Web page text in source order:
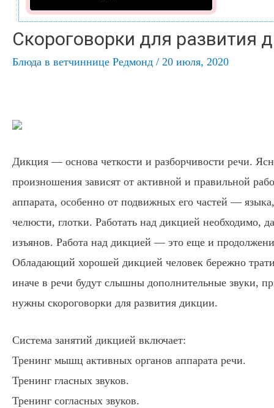
Скороговорки для развития
Блюда в ветчиннице Редмонд / 20 июля, 2020
Дикция — основа четкости и разборчивости речи.
произношения зависят от активной и правильной
аппарата, особенно от подвижных его частей —
челюсти, глотки. Работать над дикцией необходимо,
изъянов. Работа над дикцией — это еще и
Обладающий хорошей дикцией человек бережно
иначе в речи будут слышны дополнительные звуки,
нужны скороговорки для развития дикции.
Система занятий дикцией включает:
Тренинг мышц активных органов аппарата речи.
Тренинг гласных звуков.
Тренинг согласных звуков.